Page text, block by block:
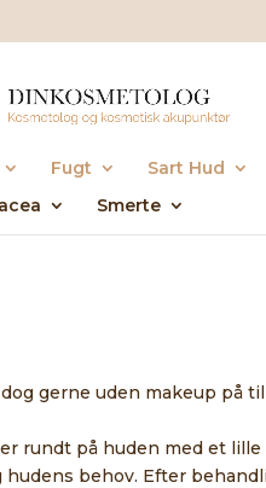
Fugt Sart Hud
Smerte
gerne uden makeup på
rundt på huden med et
behov. Efter